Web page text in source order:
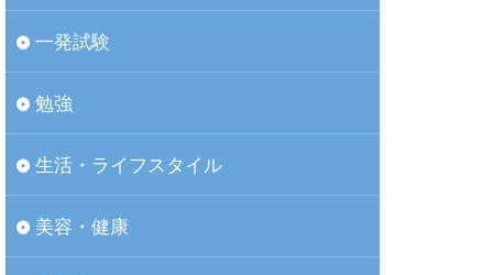
一発試験
勉強
生活・ライフスタイル
美容・健康